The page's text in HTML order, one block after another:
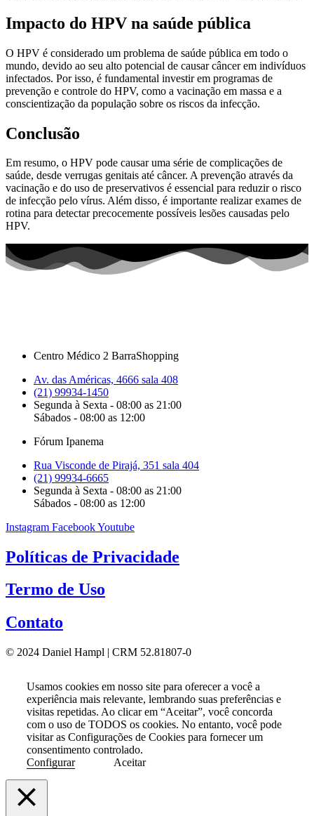
Impacto do HPV na saúde pública
O HPV é considerado um problema de saúde pública em todo o
mundo, devido ao seu alto potencial de causar câncer em indivíduos
infectados. Por isso, é fundamental investir em programas de
prevenção e controle do HPV, como a vacinação em massa e a
conscientização da população sobre os riscos da infecção.
Conclusão
Em resumo, o HPV pode causar uma série de complicações de
saúde, desde verrugas genitais até câncer. A prevenção através da
vacinação e do uso de preservativos é essencial para reduzir o risco
de infecção pelo vírus. Além disso, é importante realizar exames de
rotina para detectar precocemente possíveis lesões causadas pelo
HPV.
Centro Médico 2 BarraShopping
Av. das Américas, 4666 sala 408
(21) 99934-1450
Segunda à Sexta - 08:00 as 21:00
Sábados - 08:00 as 12:00
Fórum Ipanema
Rua Visconde de Pirajá, 351 sala 404
(21) 99934-6665
Segunda à Sexta - 08:00 as 21:00
Sábados - 08:00 as 12:00
Instagram FacebookYoutube
Políticas de Privacidade
Termo de Uso
Contato
© 2024 Daniel Hampl | CRM 52.81807-0
Usamos cookies em nosso site para oferecer a você a
experiência mais relevante, lembrando suas preferências e
visitas repetidas. Ao clicar em “Aceitar”, você concorda
com o uso de TODOS os cookies. No entanto, você pode
visitar as Configurações de Cookies para fornecer um
consentimento controlado.
Configurar
Aceitar